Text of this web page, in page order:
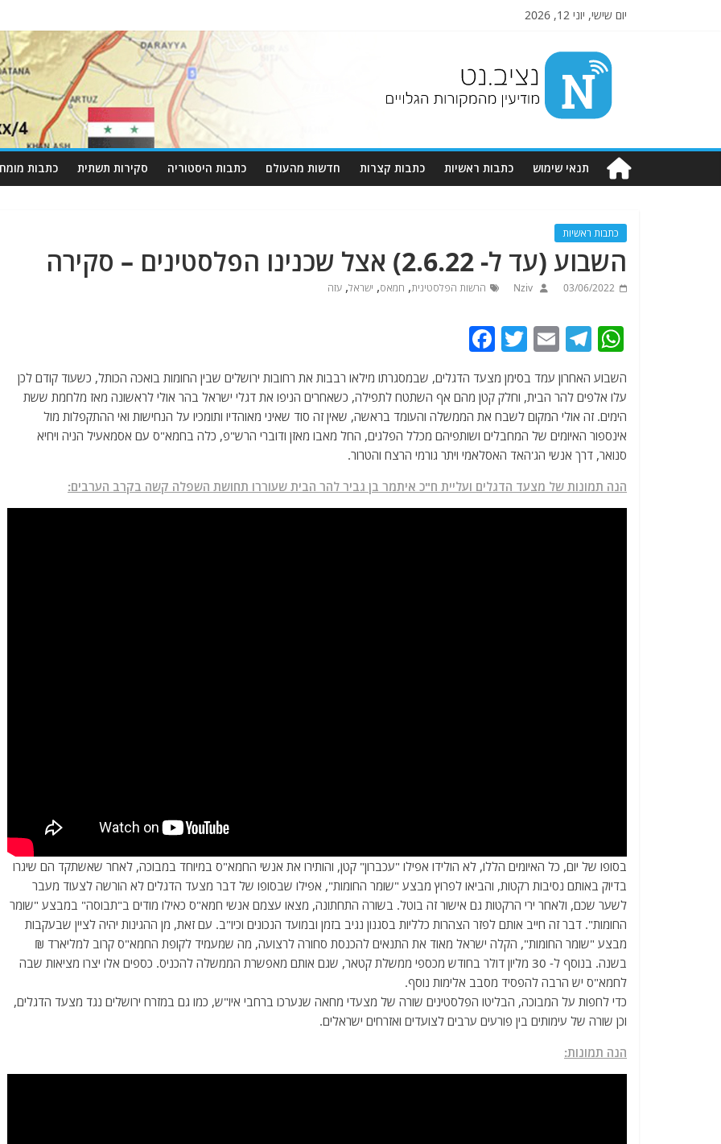
יום שישי, יוני 12, 2026
Nziv.net
מודיעין
מהמקורות
תנאי שימוש כתבות ראשיות כתבות קצרות חדשות מהעולם כתבות היסטוריה סקירות תשתית כתבות
כתבות ראשיות
השבוע (עד ל- 2.6.22) אצל שכנינו הפלסטינים – סקירה
03/06/2022
Nziv הרשות הפלסטינית, חמאס, ישראל, עזה
W
at
s
A
p
p
T
e
g
ra
m
E
ai
l
T
itt
er
c
e
b
o
o
k
השבוע האחרון עמד בסימן מצעד הדגלים, שבמסגרתו מילאו רבבות את רחובות ירושלים שבין החומות בואכה הכותל, כשעוד קודם לכן
עלו אלפים להר הבית, וחלק קטן מהם אף השתטח לתפילה, כשאחרים הניפו את דגלי ישראל בהר אולי לראשונה מאז מלחמת ששת
הימים. זה אולי המקום לשבח את הממשלה והעומד בראשה, שאין זה סוד שאיני מאוהדיו ותומכיו על הנחישות ואי ההתקפלות מול
אינספור האיומים של המחבלים ושותפיהם מכלל הפלגים, החל מאבו מאזן ודוברי הרש"פ, כלה בחמא"ס עם אסמאעיל הניה ויחיא
סנואר, דרך אנשי הג'האד האסלאמי ויתר גורמי הרצח והטרור.
הנה תמונות של מצעד הדגלים ועליית ח"כ איתמר בן גביר להר הבית שעוררו תחושת השפלה קשה בקרב הערבים:
בסופו של יום, כל האיומים הללו, לא הולידו אפילו "עכברון" קטן, והותירו את אנשי החמא"ס במיוחד במבוכה, לאחר שאשתקד הם שיגרו
בדיוק באותם נסיבות רקטות, והביאו לפרוץ מבצע "שומר החומות", אפילו שבסופו של דבר מצעד הדגלים לא הורשה לצעוד מעבר
לשער שכם, ולאחר ירי הרקטות גם אישור זה בוטל. בשורה התחתונה, מצאו עצמם אנשי חמא"ס כאילו מודים ב"תבוסה" במבצע "שומר
החומות". דבר זה חייב אותם לפזר הצהרות כלליות בסגנון נגיב בזמן ובמועד הנכונים וכיו"ב. עם זאת, מן ההגינות יהיה לציין שבעקבות
מבצע "שומר החומות", הקלה ישראל מאוד את התנאים להכנסת סחורה לרצועה, מה שמעמיד לקופת החמא"ס קרוב למליארד ₪
בשנה. בנוסף ל- 30 מליון דולר בחודש מכספי ממשלת קטאר, שגם אותם מאפשרת הממשלה להכניס. כספים אלו יצרו מציאות שבה
לחמא"ס יש הרבה להפסיד מסבב אלימות נוסף.
כדי לחפות על המבוכה, הבליטו הפלסטינים שורה של מצעדי מחאה שנערכו ברחבי איו"ש, כמו גם במזרח ירושלים נגד מצעד הדגלים,
וכן שורה של עימותים בין פורעים ערבים לצועדים ואזרחים ישראלים.
הנה תמונות: